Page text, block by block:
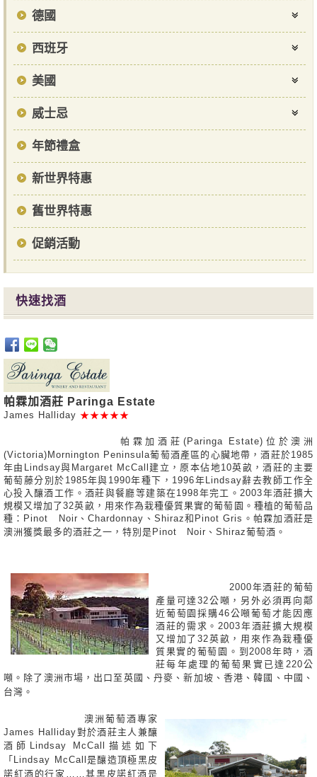
德國
西班牙
美國
威士忌
年節禮盒
新世界特惠
舊世界特惠
促銷活動
快速找酒
帕霖加酒莊 Paringa Estate
James Halliday ★★★★★
帕霖加酒莊(Paringa Estate)位於澳洲
(Victoria)Mornington Peninsula葡萄酒產區的心臟地帶，酒莊於1985
年由Lindsay與Margaret McCall建立，原本佔地10英畝，酒莊的主要
葡萄藤分別於1985年與1990年種下，1996年Lindsay辭去教師工作全
心投入釀酒工作。酒莊與餐廳等建築在1998年完工。2003年酒莊擴大
規模又增加了32英畝，用來作為栽種優質果實的葡萄園。種植的葡萄品
種：Pinot Noir、Chardonnay、Shiraz和Pinot Gris。帕霖加酒莊是
澳洲獲獎最多的酒莊之一，特別是Pinot Noir、Shiraz葡萄酒。
2000年酒莊的葡萄
產量可達32公噸，另外必須再向鄰
近葡萄園採購46公噸葡萄才能因應
酒莊的需求。2003年酒莊擴大規模
又增加了32英畝，用來作為栽種優
質果實的葡萄園。到2008年時，酒
莊每年處理的葡萄果實已達220公
噸。 除了澳洲市場，出口至英國、丹麥、新加坡、香港、韓國、中國、
台灣。
澳洲葡萄酒專家
James Halliday對於酒莊主人兼釀
酒師Lindsay McCall描述如下
「Lindsay McCall是釀造頂極黑皮
諾紅酒的行家……其黑皮諾紅酒是